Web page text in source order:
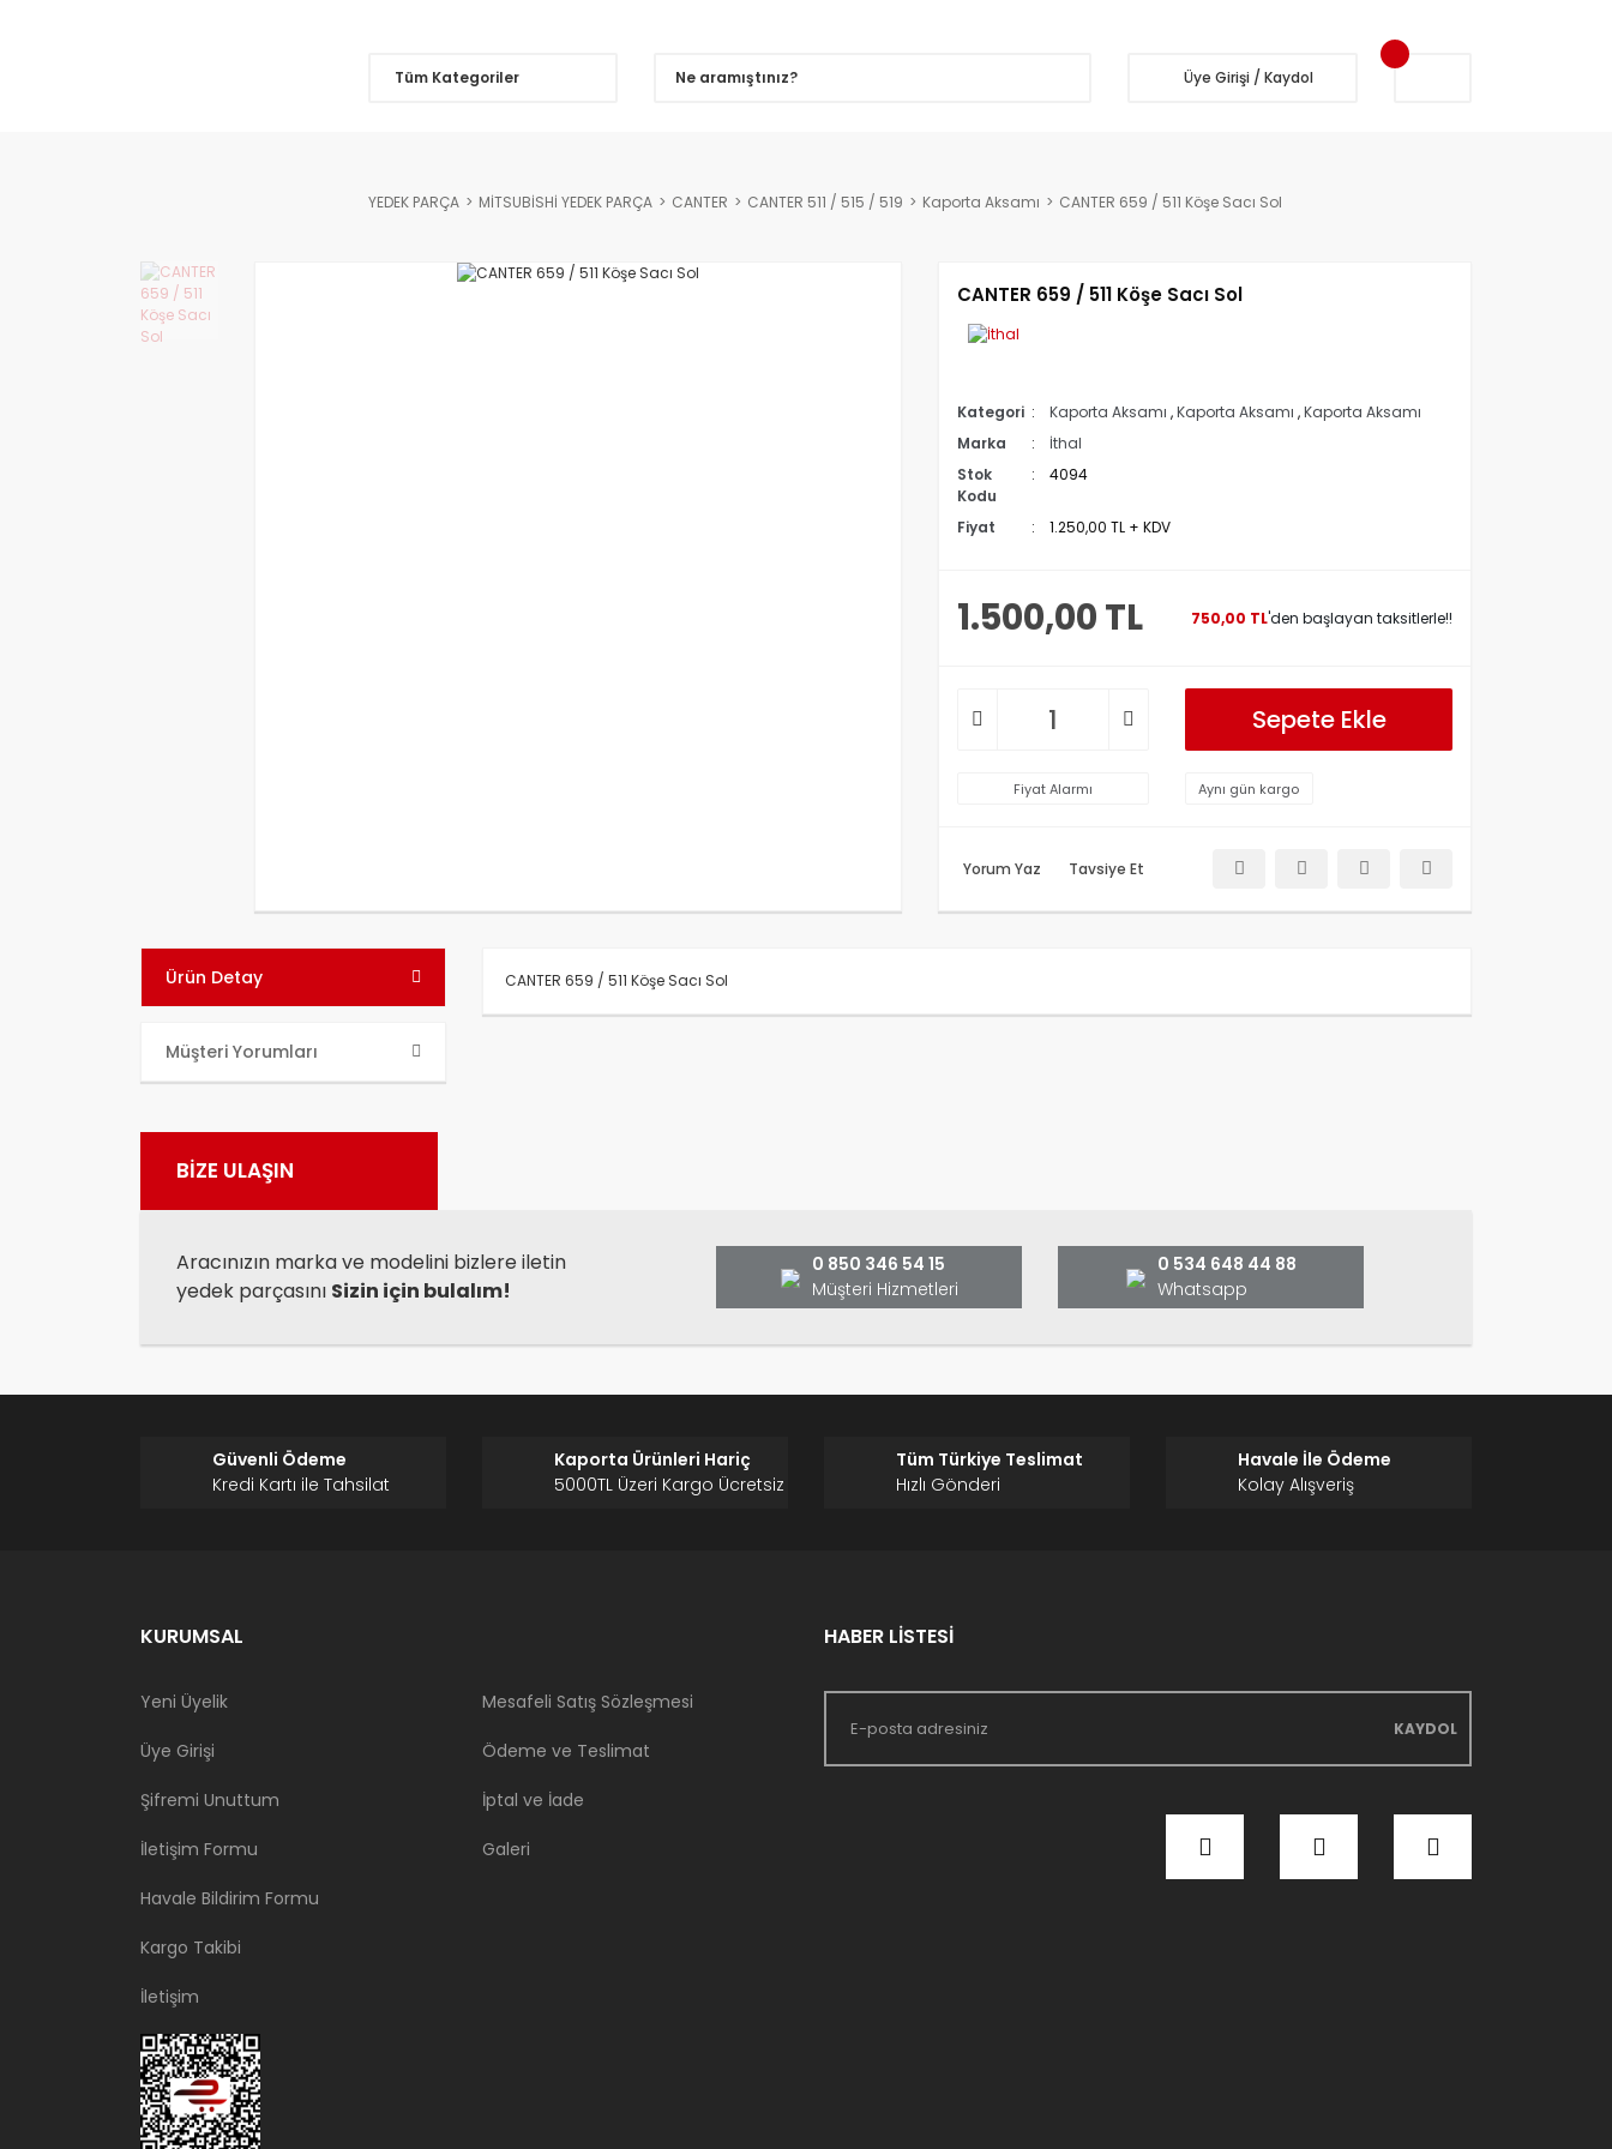
Tüm Kategoriler Üye Girişi / Kaydol
YEDEK PARÇA MİTSUBİSHİ YEDEK PARÇA CANTER CANTER 511 / 515 / 519 Kaporta Aksamı CANTER 659 / 511 Köşe Sacı Sol
CANTER 659 / 511 Köşe Sacı Sol
Kategori Kaporta Aksamı ,Kaporta Aksamı ,Kaporta Aksamı
Marka
İthal
Stok
Kodu
4094
Fiyat 1.250,00 TL + KDV
1.500,00 TL 750,00 TL'den başlayan taksitlerle!!
Sepete Ekle
Fiyat Alarmı Aynı gün kargo
Yorum Yaz Tavsiye Et
Ürün Detay
Müşteri Yorumları
CANTER 659 / 511 Köşe Sacı Sol
Ürün fiyatı diğer sitelerden daha pahalı.
Bu ürüne benzer farklı alternatifler olmalı.
BİZE ULAŞIN
Aracınızın marka ve modelini bizlere iletin
yedek parçasını Sizin için bulalım!
0 850 346 54 15
Müşteri Hizmetleri
0 534 648 44 88
Whatsapp
Güvenli Ödeme
Kredi Kartı ile Tahsilat
Kaporta Ürünleri Hariç
5000TL Üzeri Kargo Ücretsiz
Tüm Türkiye Teslimat
Hızlı Gönderi
Havale İle Ödeme
Kolay Alışveriş
KURUMSAL
Yeni Üyelik
Üye Girişi
Şifremi Unuttum
İletişim Formu
Havale Bildirim Formu
Kargo Takibi
İletişim
Mesafeli Satış Sözleşmesi
Ödeme ve Teslimat
İptal ve İade
Galeri
HABER LİSTESİ
KAYDOL